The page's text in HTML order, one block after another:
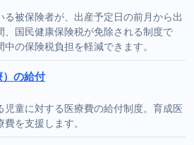
る被保険者が、出産予定日の前月から出
、国民健康保険税が免除される制度で
の保険税負担を軽減できます。
）の給付
児童に対する医療費の給付制度。育成医
を支援します。